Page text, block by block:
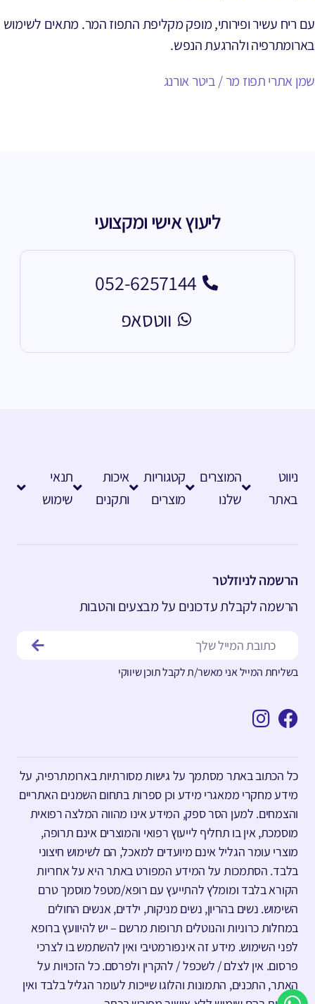
עם ריח עשיר ופירותי, מופק מקליפת התפוז המר. מתאים לשימוש
בארומתרפיה ולהרגעת הנפש.
שמן אתרי תפוז מר / ביטר אורנג
ליעוץ אישי ומקצועי
052-6257144
ווטסאפ
הרשמה לניוזלטר
הרשמה לקבלת עדכונים על מבצעים והטבות
בשליחת המייל אני מאשר/ת לקבל תוכן שיווקי
ניווט
באתר
המוצרים
שלנו
תנאי
שימוש
קטגוריות
מוצרים
איכות
ותקנים
כל הכתוב באתר מסתמך על גישות מסורתיות בארומתרפיה, על
מידע מחקרי ממאגרי מידע וכן ספרות בתחום השמנים האתריים
והצמחים. למען הסר ספק, המידע אינו מהווה המלצה רפואית
מוסמכת, אין בו תחליף לייעוץ רפואי והמוצרים אינם תרופה,
מוצרי עומר הגליל אינם מיועדים למאכל, הם לשימוש חיצוני
בלבד. הסתמכות על המידע המפורט באתר היא על אחריות
הקורא בלבד ומומלץ להתייעץ עם רופא/מטפל מוסמך טרם
השימוש. נשים בהריון, נשים מניקות, ילדים, אנשים החולים
במחלות כרוניות והנוטלים תרופות מרשם – יש להיוועץ ברופא
לפני השימוש. מידע זה אינפורמטיבי ואין להשתמש בו לצרכי
פרסום. אין לצלם / לשכפל / להקרין ולפרסם. כל הזכויות על
האתר, התכנים, התמונות והלוגו שייכות לעומר הגליל בלבד ואין